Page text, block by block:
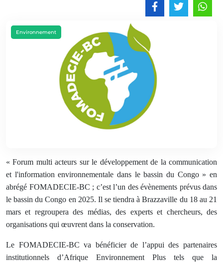
Environnement
« Forum multi acteurs sur le développement de la communication
et l'information environnementale dans le bassin du Congo » en
abrégé FOMADECIE-BC ; c’est l’un des évènements prévus dans
le bassin du Congo en 2025. Il se tiendra à Brazzaville du 18 au 21
mars et regroupera des médias, des experts et chercheurs, des
organisations qui œuvrent dans la conservation.
Le FOMADECIE-BC va bénéficier de l’appui des partenaires
institutionnels d’Afrique Environnement Plus tels que la